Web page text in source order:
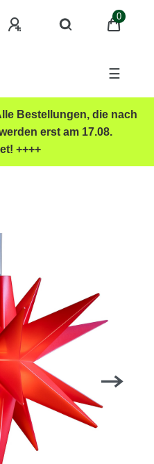
0
☰
Bestellungen, die nach
erst am 17.08.
++++